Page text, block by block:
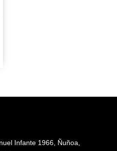
Infante 1966, Ñuñoa,